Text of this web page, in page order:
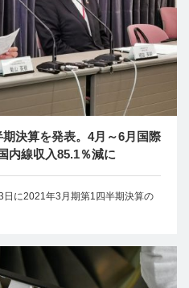
決算を発表。4月～6月国際
内線収入85.1％減に
に2021年3月期第1四半期決算の